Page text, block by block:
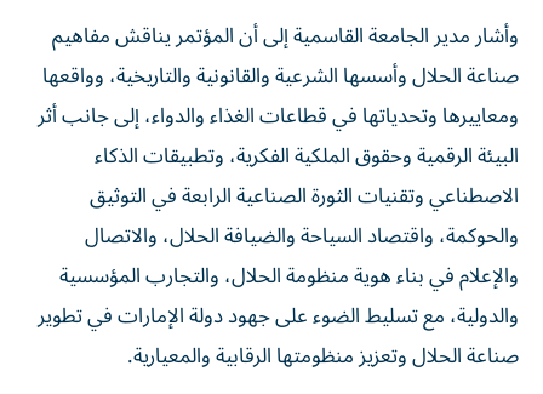
وأشار مدير الجامعة القاسمية إلى أن المؤتمر يناقش مفاهيم
صناعة الحلال وأسسها الشرعية والقانونية والتاريخية، وواقعها
ومعاييرها وتحدياتها في قطاعات الغذاء والدواء، إلى جانب أثر
البيئة الرقمية وحقوق الملكية الفكرية، وتطبيقات الذكاء
الاصطناعي وتقنيات الثورة الصناعية الرابعة في التوثيق
والحوكمة، واقتصاد السياحة والضيافة الحلال، والاتصال
والإعلام في بناء هوية منظومة الحلال، والتجارب المؤسسية
والدولية، مع تسليط الضوء على جهود دولة الإمارات في تطوير
صناعة الحلال وتعزيز منظومتها الرقابية والمعيارية.